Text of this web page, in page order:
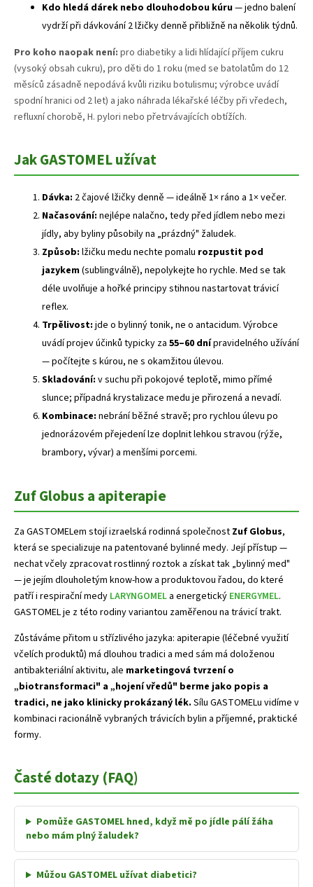
Kdo hledá dárek nebo dlouhodobou kúru— jedno balení
vydrží při dávkování 2 lžičky denně přibližně na několik týdnů.
Pro koho naopak není: pro diabetiky a lidi hlídající příjem cukru
(vysoký obsah cukru), pro děti do 1 roku (med se batolatům do 12
měsíců zásadně nepodává kvůli riziku botulismu; výrobce uvádí
spodní hranici od 2 let) a jako náhrada lékařské léčby při vředech,
refluxní chorobě, H. pylori nebo přetrvávajících obtížích.
Jak GASTOMEL užívat
Dávka: 2 čajové lžičky denně — ideálně 1× ráno a 1× večer.
Načasování: nejlépe nalačno, tedy před jídlem nebo mezi
jídly, aby byliny působily na „prázdný" žaludek.
Způsob: lžičku medu nechte pomalu rozpustit pod
jazykem(sublingválně), nepolykejte ho rychle. Med se tak
déle uvolňuje a hořké principy stihnou nastartovat trávicí
reflex.
Trpělivost: jde o bylinný tonik, ne o antacidum. Výrobce
uvádí projev účinků typicky za 55–60 dnípravidelného užívání
— počítejte s kúrou, ne s okamžitou úlevou.
Skladování: v suchu při pokojové teplotě, mimo přímé
slunce; případná krystalizace medu je přirozená a nevadí.
Kombinace: nebrání běžné stravě; pro rychlou úlevu po
jednorázovém přejedení lze doplnit lehkou stravou (rýže,
brambory, vývar) a menšími porcemi.
Zuf Globus a apiterapie
Za GASTOMELem stojí izraelská rodinná společnost Zuf Globus,
která se specializuje na patentované bylinné medy. Její přístup —
nechat včely zpracovat rostlinný roztok a získat tak „bylinný med"
— je jejím dlouholetým know-how a produktovou řadou, do které
patří i respirační medy LARYNGOMEL a energetický ENERGYMEL.
GASTOMEL je z této rodiny variantou zaměřenou na trávicí trakt.
Zůstáváme přitom u střízlivého jazyka: apiterapie (léčebné využití
včelích produktů) má dlouhou tradici a med sám má doloženou
antibakteriální aktivitu, ale marketingová tvrzení o
„biotransformaci" a „hojení vředů" berme jako popis a
tradici, ne jako klinicky prokázaný lék. Sílu GASTOMELu vidíme v
kombinaci racionálně vybraných trávicích bylin a příjemné, praktické
formy.
Časté dotazy (FAQ)
Pomůže GASTOMEL hned, když mě po jídle pálí žáha
nebo mám plný žaludek?
Můžou GASTOMEL užívat diabetici?